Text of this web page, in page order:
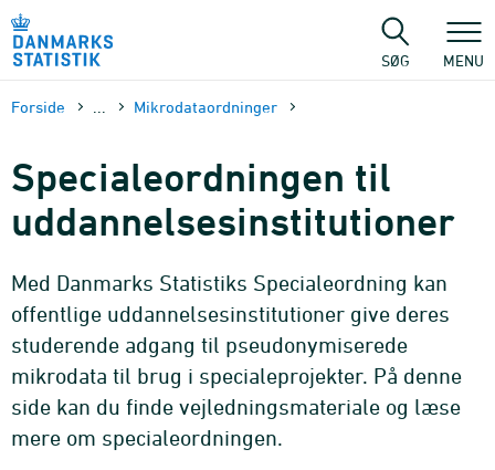
sidens
SØG MENU
Forside Mikrodataordninger
Specialeordningen til
uddannelsesinstitutioner
Med Danmarks Statistiks Specialeordning kan
offentlige uddannelsesinstitutioner give deres
studerende adgang til pseudonymiserede
mikrodata til brug i specialeprojekter. På denne
side kan du finde vejledningsmateriale og læse
mere om specialeordningen.